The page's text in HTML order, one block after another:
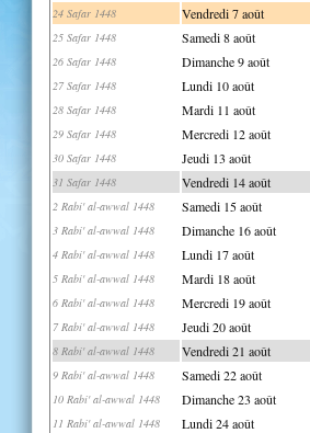
24 Safar 1448 Vendredi 7 août
25 Safar 1448 Samedi 8 août
26 Safar 1448 Dimanche 9 août
27 Safar 1448 Lundi 10 août
28 Safar 1448 Mardi 11 août
29 Safar 1448 Mercredi 12 août
30 Safar 1448 Jeudi 13 août
31 Safar 1448 Vendredi 14 août
2 Rabi' al-awwal 1448 Samedi 15 août
3 Rabi' al-awwal 1448 Dimanche 16 août
4 Rabi' al-awwal 1448 Lundi 17 août
5 Rabi' al-awwal 1448 Mardi 18 août
6 Rabi' al-awwal 1448 Mercredi 19 août
7 Rabi' al-awwal 1448 Jeudi 20 août
8 Rabi' al-awwal 1448 Vendredi 21 août
9 Rabi' al-awwal 1448 Samedi 22 août
10 Rabi' al-awwal 1448 Dimanche 23 août
11 Rabi' al-awwal 1448 Lundi 24 août